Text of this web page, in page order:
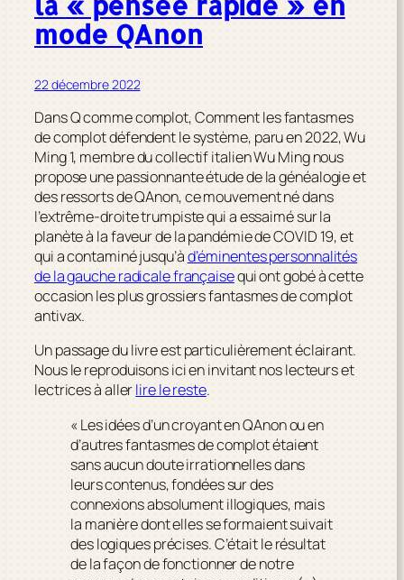
mode QAnon
22 décembre 2022
DansQ comme complot, Comment les fantasmes
de complot défendent le système, paru en 2022, Wu
Ming 1, membre du collectif italien Wu Ming nous
propose une passionnante étude de la généalogie et
des ressorts de QAnon, ce mouvement né dans
l’extrême-droite trumpiste qui a essaimé sur la
planète à la faveur de la pandémie de COVID 19, et
qui a contaminé jusqu’àd’éminentes personnalités
de la gauche radicale françaisequi ont gobé à cette
occasion les plus grossiers fantasmes de complot
antivax.
Un passage du livre est particulièrement éclairant.
Nous le reproduisons ici en invitant nos lecteurs et
lectrices à allerlire le reste.
« Les idées d’un croyant en QAnon ou en
d’autres fantasmes de complot étaient
sans aucun doute irrationnelles dans
leurs contenus, fondées sur des
connexions absolument illogiques, mais
la manière dont elles se formaient suivait
des logiques précises. C’était le résultat
de la façon de fonctionner de notre